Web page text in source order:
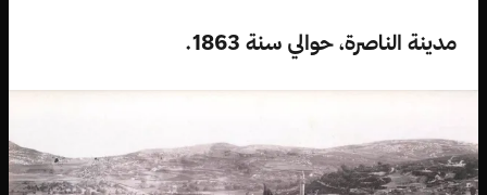
مدينة الناصرة، حوالي سنة 1863.